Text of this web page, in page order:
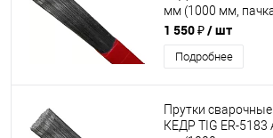
мм (1000 мм,
1 550 ₽/ шт
Подробнее
Прутки
КЕДР TIG ER-5183